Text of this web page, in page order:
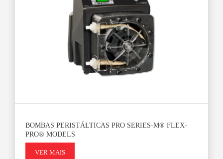
BOMBAS PERISTÁLTICAS PRO SERIES-M® FLEX-
PRO® MODELS
VER MAIS